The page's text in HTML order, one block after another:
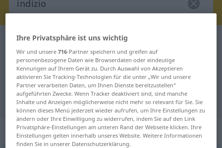
Italienisch-Deutsch Wörterbuch
Italienisch-Deutsch Übersetzung
für "indizio"
"indizio" Deutsch Übersetzung
„indizio“: maschile
Ihre Privatsphäre ist uns wichtig
Wir und unsere716-Partner speichern und greifen auf
personenbezogene Daten wie Browserdaten oder eindeutige
Kennungen auf Ihrem Gerät zu. Durch Auswahl von Akzeptieren
aktivieren Sie Tracking-Technologien für die unter „Wir und unsere
Partner verarbeiten Daten, um Ihnen Dienste bereitzustellen“
aufgeführten Zwecke. Wenn Tracker deaktiviert sind, sind manche
Inhalte und Anzeigen möglicherweise nicht mehr so relevant für Sie. Sie
können dieses Menü jederzeit wieder aufrufen, um Ihre Einstellungen zu
ändern oder Ihre Einwilligung zu widerrufen, indem Sie auf den Link
Privatsphäre-Einstellungen am unteren Rand der Webseite klicken. Ihre
Einstellungen gelten innerhalb unseres Website. Weitere Informationen
finden Sie in unserer Datenschutzerklärung.